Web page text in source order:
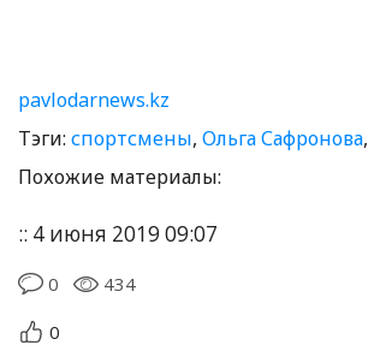
pavlodarnews.kz
Тэги: спортсмены, Ольга Сафронова,
Похожие материалы:
:: 4 июня 2019 09:07
0
434
0